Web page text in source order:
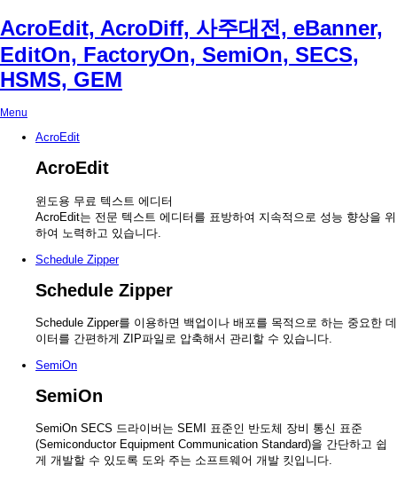
AcroEdit, AcroDiff, 사주대전, eBanner,
EditOn, FactoryOn, SemiOn, SECS,
HSMS, GEM
Menu
AcroEdit
AcroEdit
윈도용 무료 텍스트 에디터
AcroEdit는 전문 텍스트 에디터를 표방하여 지속적으로 성능 향상을 위
하여 노력하고 있습니다.
Schedule Zipper
Schedule Zipper
Schedule Zipper를 이용하면 백업이나 배포를 목적으로 하는 중요한 데
이터를 간편하게 ZIP파일로 압축해서 관리할 수 있습니다.
SemiOn
SemiOn
SemiOn SECS 드라이버는 SEMI 표준인 반도체 장비 통신 표준
(Semiconductor Equipment Communication Standard)을 간단하고 쉽
게 개발할 수 있도록 도와 주는 소프트웨어 개발 킷입니다.